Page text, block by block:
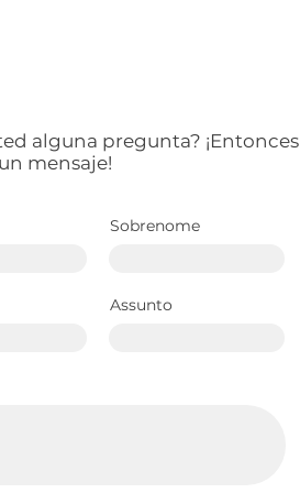
alguna pregunta? ¡Entonces
mensaje!
Sobrenome
Assunto